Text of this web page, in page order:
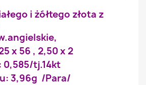
i żółtego złota z
x 56 , 2,50 x 2
0,585/tj.14kt
3,96g /Para/